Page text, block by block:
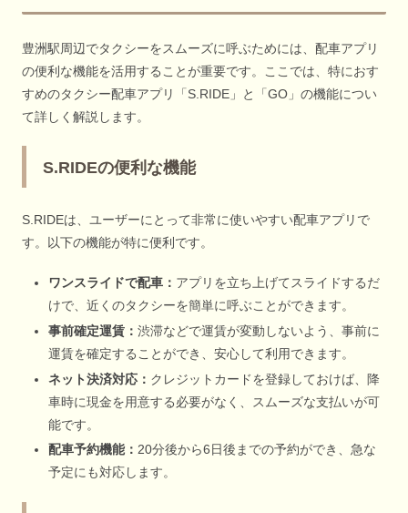
豊洲駅周辺でタクシーをスムーズに呼ぶためには、配車アプリ
の便利な機能を活用することが重要です。ここでは、特におす
すめのタクシー配車アプリ「S.RIDE」と「GO」の機能につい
て詳しく解説します。
S.RIDEの便利な機能
S.RIDEは、ユーザーにとって非常に使いやすい配車アプリで
す。以下の機能が特に便利です。
ワンスライドで配車： アプリを立ち上げてスライドするだ
けで、近くのタクシーを簡単に呼ぶことができます。
事前確定運賃： 渋滞などで運賃が変動しないよう、事前に
運賃を確定することができ、安心して利用できます。
ネット決済対応： クレジットカードを登録しておけば、降
車時に現金を用意する必要がなく、スムーズな支払いが可
能です。
配車予約機能： 20分後から6日後までの予約ができ、急な
予定にも対応します。